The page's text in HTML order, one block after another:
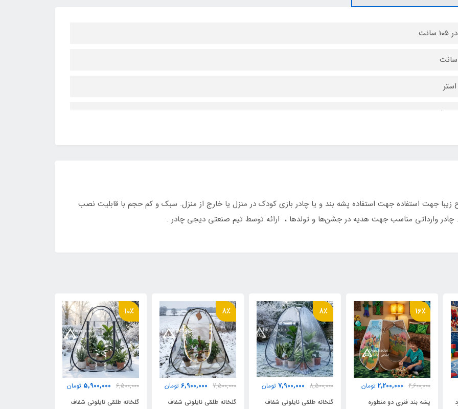
عصایی
جهت استفاده جهت استفاده پشه بند و یا چادر بازی کودک در منزل یا خارج از منزل. سبک و کم حجم با قابلیت نصب
چادر وارداتی مناسب جهت هدیه در جشن‌ها و تولدها ، ارائه توسط تیم صنعتی دیجی چادر .
8٪
8,500,000
7,900,000 تومان
گلخانه طلقی نایلونی شفاف
8٪
7,500,000
6,900,000 تومان
گلخانه طلقی نایلونی شفاف
10٪
6,500,000
5,900,000 تومان
گلخانه طلقی نایلونی شفاف
10٪
5,500,000
4,950,000 تومان
گلخانه طلقی نایلونی شفاف